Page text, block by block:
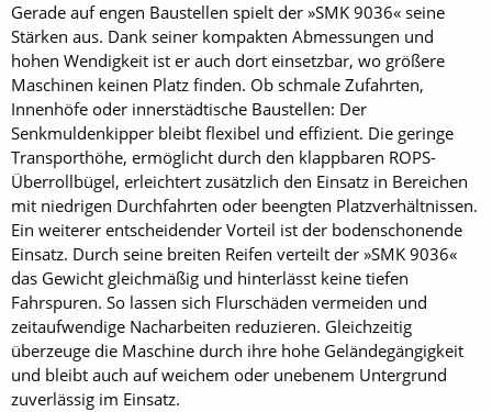
Gerade auf engen Baustellen spielt der »SMK 9036« seine
Stärken aus. Dank seiner kompakten Abmessungen und
hohen Wendigkeit ist er auch dort einsetzbar, wo größere
Maschinen keinen Platz finden. Ob schmale Zufahrten,
Innenhöfe oder innerstädtische Baustellen: Der
Senkmuldenkipper bleibt flexibel und effizient. Die geringe
Transporthöhe, ermöglicht durch den klappbaren ROPS-
Überrollbügel, erleichtert zusätzlich den Einsatz in Bereichen
mit niedrigen Durchfahrten oder beengten Platzverhältnissen.
Ein weiterer entscheidender Vorteil ist der bodenschonende
Einsatz. Durch seine breiten Reifen verteilt der »SMK 9036«
das Gewicht gleichmäßig und hinterlässt keine tiefen
Fahrspuren. So lassen sich Flurschäden vermeiden und
zeitaufwendige Nacharbeiten reduzieren. Gleichzeitig
überzeuge die Maschine durch ihre hohe Geländegängigkeit
und bleibt auch auf weichem oder un­ebenem Untergrund
zuverlässig im Einsatz.